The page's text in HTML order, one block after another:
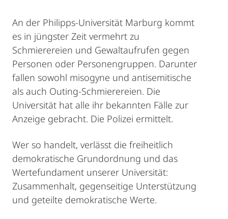
An der Philipps-Universität Marburg kommt
es in jüngster Zeit vermehrt zu
Schmierereien und Gewaltaufrufen gegen
Personen oder Personengruppen. Darunter
fallen sowohl misogyne und antisemitische
als auch Outing-Schmierereien. Die
Universität hat alle ihr bekannten Fälle zur
Anzeige gebracht. Die Polizei ermittelt.
Wer so handelt, verlässt die freiheitlich
demokratische Grundordnung und das
Wertefundament unserer Universität:
Zusammenhalt, gegenseitige Unterstützung
und geteilte demokratische Werte.